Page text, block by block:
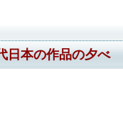
本の作品の夕べ